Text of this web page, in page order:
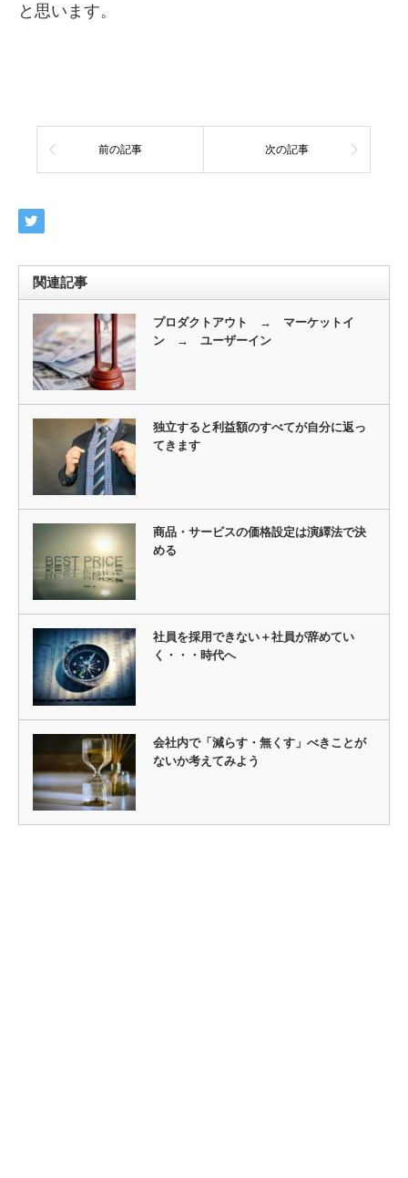
と思います。
前の記事 次の記事
関連記事
プロダクトアウト → マーケットイ
ン → ユーザーイン
独立すると利益額のすべてが自分に返っ
てきます
商品・サービスの価格設定は演繹法で決
める
社員を採用できない＋社員が辞めてい
く・・・時代へ
会社内で「減らす・無くす」べきことが
ないか考えてみよう